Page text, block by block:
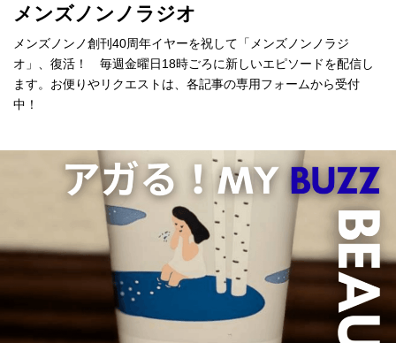
メンズノンノラジオ
メンズノンノ創刊40周年イヤーを祝して「メンズノンノラジ
オ」、復活！ 毎週金曜日18時ごろに新しいエピソードを配信し
ます。お便りやリクエストは、各記事の専用フォームから受付
中！